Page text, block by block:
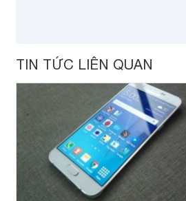
TIN TỨC LIÊN QUAN